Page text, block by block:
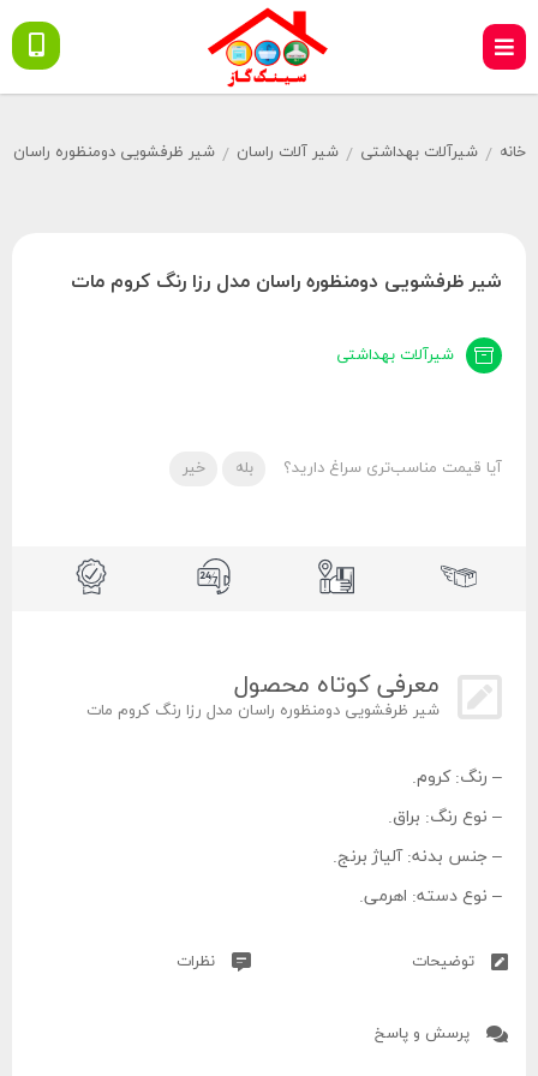
خانه / شیرآلات بهداشتی / شیر آلات راسان / شیر ظرفشویی دومنظوره راسان
شیر ظرفشویی دومنظوره راسان مدل رزا رنگ کروم مات
شیرآلات بهداشتی
آیا قیمت مناسب‌تری سراغ دارید؟ بله خیر
معرفی کوتاه محصول
شیر ظرفشویی دومنظوره راسان مدل رزا رنگ کروم مات
– رنگ: کروم.
– نوع رنگ: براق.
– جنس بدنه: آلیاژ برنج.
– نوع دسته: اهرمی‌.
– کارتریج: سرامیکی.
توضیحات نظرات
پرسش و پاسخ